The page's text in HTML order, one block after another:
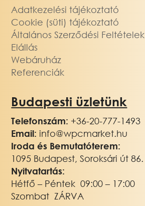
Adatkezelési tájékoztató
Cookie (süti) tájékoztató
Általános Szerződési Feltételek
Elállás
Webáruház
Referenciák
Budapesti üzletünk
Telefonszám: +36-20-777-1493
Email: info@wpcmarket.hu
Iroda és Bemutatóterem:
1095 Budapest, Soroksári út 86.
Nyitvatartás:
Hétfő – Péntek 09:00 – 17:00
Szombat ZÁRVA